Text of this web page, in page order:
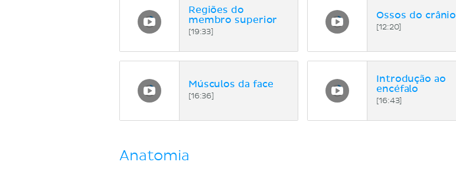
Regiões do
membro superior
[19:33]
Ossos do crânio
[12:20]
Músculos da face
[16:36]
Introdução ao
encéfalo
[16:43]
Anatomia